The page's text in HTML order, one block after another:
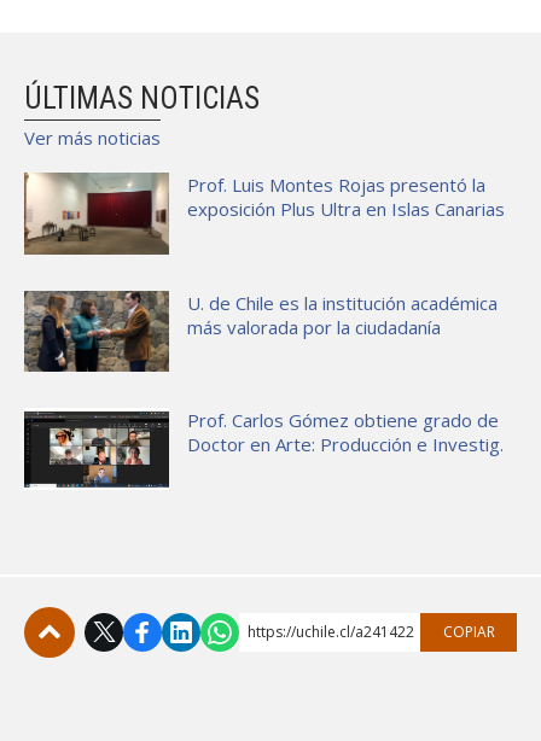
ÚLTIMAS NOTICIAS
Ver más noticias
Prof. Luis Montes Rojas presentó la
exposición Plus Ultra en Islas Canarias
U. de Chile es la institución académica
más valorada por la ciudadanía
Prof. Carlos Gómez obtiene grado de
Doctor en Arte: Producción e Investig.
https://uchile.cl/a241422 COPIAR